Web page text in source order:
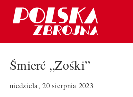
Śmierć „Zośki”
niedziela, 20 sierpnia 2023